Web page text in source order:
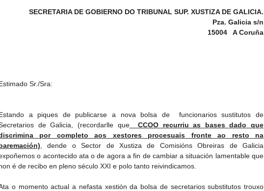
SECRETARIA DE GOBIERNO DO TRIBUNAL SUP. XUSTIZA DE GALICIA.
Pza. Galicia s/n
15004 A Coruña
Sr./Sra:
a piques de publicarse a nova bolsa de funcionarios sustitutos de
de Galicia, (recordarlle queCCOO recurriu as bases dado que
por completo aos xestores procesuais fronte ao resto na
, dende o Sector de Xustiza de Comisións Obreiras de Galicia
o acontecido ata o de agora a fin de cambiar a situación lamentable que
é de recibo en pleno século XXI e polo tanto reivindicamos.
o momento actual a nefasta xestión da bolsa de secretarios substitutos trouxo